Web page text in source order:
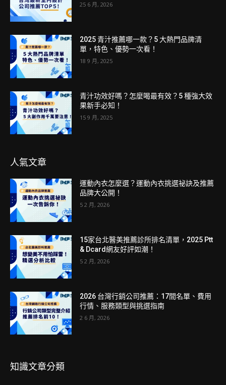
25 6 月, 2026
2025 青汁推薦哪一款？5 大熱門品牌清
單，特色、優勢一次看！
18 9 月, 2025
青汁功效好嗎？怎麼喝最有效？5 種強大效
果新手必知！
15 9 月, 2025
人氣文章
運動內衣怎麼選？運動內衣挑選祕訣及推薦
品牌大公開！
5 2 月, 2026
15家台北醫美推薦診所排名清單，2025 Ptt
& Dcard網友好評如潮！
5 2 月, 2026
2026 台灣行銷公司推薦：17間名單、費用
行情、服務類型與挑選指南
2 6 月, 2026
知識文章分類